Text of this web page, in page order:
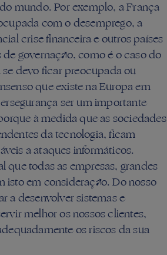
mundo. Por exemplo, a França
com o desemprego, a
crise financeira e outros países
governação, como é o caso do
devo ficar preocupada ou
que existe na Europa em
ser um importante
à medida que as sociedades
da tecnologia, ficam
a ataques informáticos.
que todas as empresas, grandes
isto em consideração. Do nosso
a desenvolver sistemas e
melhor os nossos clientes,
os riscos da sua